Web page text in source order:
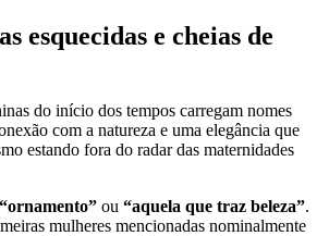
esquecidas e cheias de
do início dos tempos carregam nomes
com a natureza e uma elegância que
estando fora do radar das maternidades
“ornamento” ou “aquela que traz beleza”.
mulheres mencionadas nominalmente